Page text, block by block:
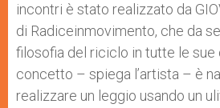
incontri è stato realizzato da
di Radiceinmovimento, che da
filosofia del riciclo in tutte le sue
concetto – spiega l’artista – è
realizzare un leggio usando un